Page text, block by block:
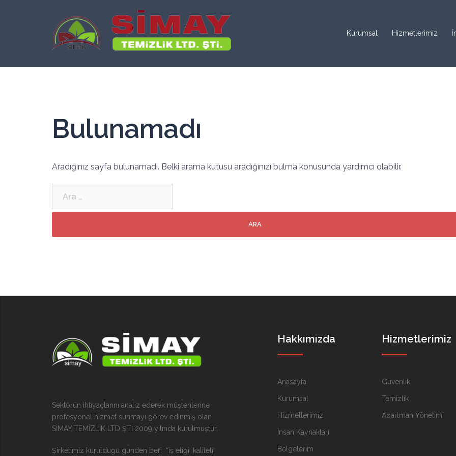
Kurumsal Hizmetlerimiz
Bulunamadı
Aradığınız sayfa bulunamadı. Belki arama kutusu aradığınızı bulma konusunda yardımcı olabilir.
Sektörün ihtiyaçlarını analiz ederek müşterilerine
profesyonel hizmet sunmayı görev edinmiş olan
SİMAY TEMİZLİK LTD ŞTİ 2009 yılında kurulmuştur.
Şirketimiz kurulduğu günden beri “iş etiği, kaliteli
Hakkımızda
Anasayfa
Kurumsal
Hizmetlerimiz
İnsan Kaynakları
Belgelerim
Hizmetlerimiz
Güvenlik
Temizlik
Apartman Yönetimi